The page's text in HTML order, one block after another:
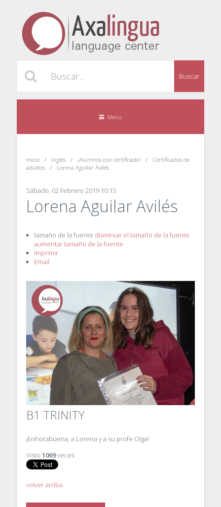
Buscar
Menu
Inicio Inglés ¡Alumnos con certificado!
Certificados de
adultos
Lorena Aguilar Avilés
Sábado, 02 Febrero 2019 10:15
Lorena Aguilar Avilés
tamaño de la fuente disminuir el tamaño de la fuente
aumentar tamaño de la fuente
Imprimir
Email
B1 TRINITY
¡Enhorabuena, a Lorena y a su profe Olga!
Visto 1069veces
volver arriba